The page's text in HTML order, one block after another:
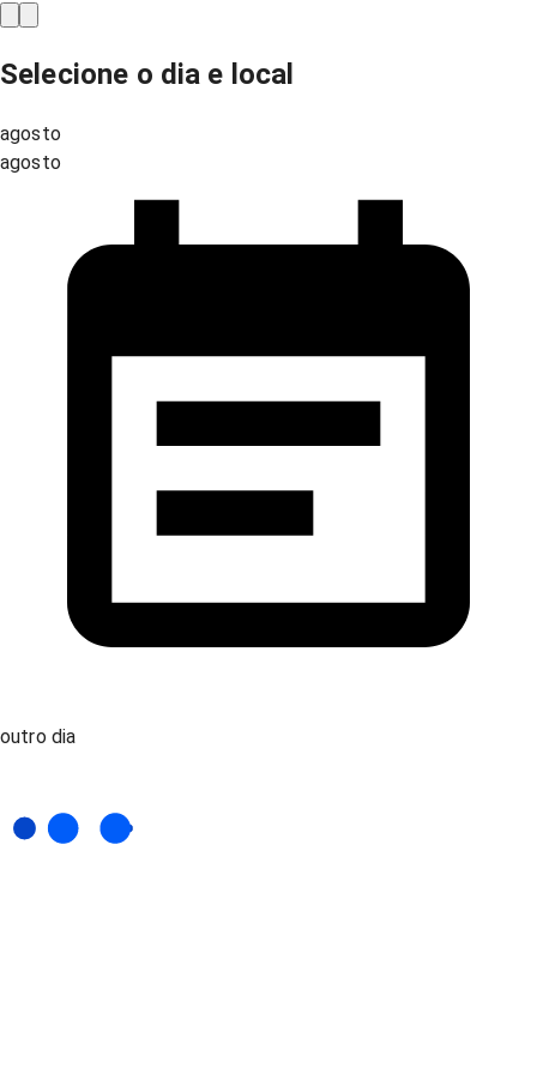
Selecione o dia e local
agosto
agosto
outro dia